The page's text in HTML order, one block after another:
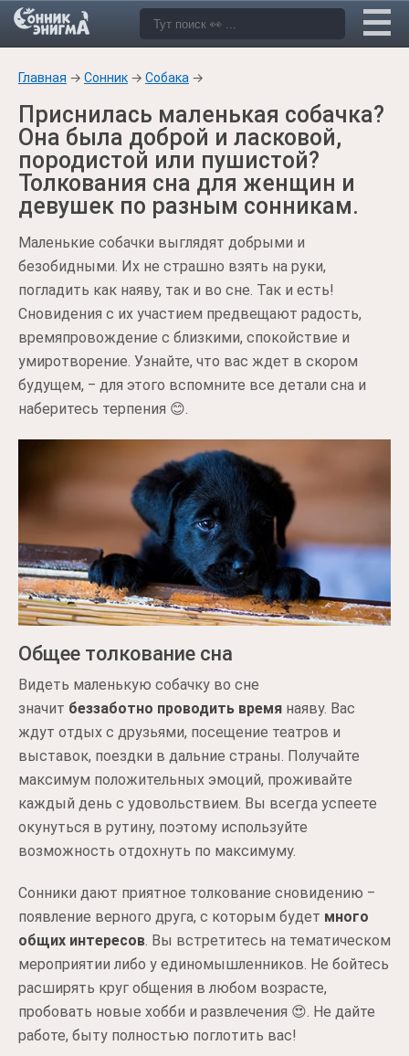
Главная → Сонник → Собака →
Приснилась маленькая собачка?
Она была доброй и ласковой,
породистой или пушистой?
Толкования сна для женщин и
девушек по разным сонникам.
Маленькие собачки выглядят добрыми и
безобидными. Их не страшно взять на руки,
погладить как наяву, так и во сне. Так и есть!
Сновидения с их участием предвещают радость,
времяпровождение с близкими, спокойствие и
умиротворение. Узнайте, что вас ждет в скором
будущем, ‒ для этого вспомните все детали сна и
наберитесь терпения 😊.
Общее толкование сна
Видеть маленькую собачку во сне
значит беззаботно проводить время наяву. Вас
ждут отдых с друзьями, посещение театров и
выставок, поездки в дальние страны. Получайте
максимум положительных эмоций, проживайте
каждый день с удовольствием. Вы всегда успеете
окунуться в рутину, поэтому используйте
возможность отдохнуть по максимуму.
Сонники дают приятное толкование сновидению ‒
появление верного друга, с которым будет много
общих интересов. Вы встретитесь на тематическом
мероприятии либо у единомышленников. Не бойтесь
расширять круг общения в любом возрасте,
пробовать новые хобби и развлечения 😍. Не дайте
работе, быту полностью поглотить вас!